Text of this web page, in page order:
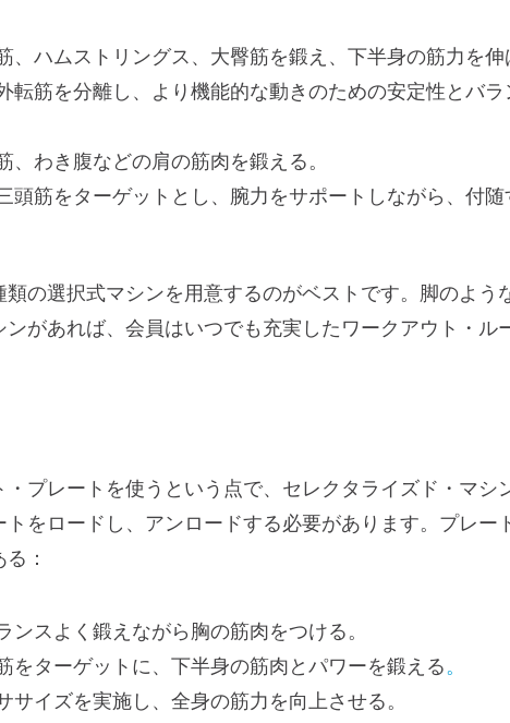
、ハムストリングス、大臀筋を鍛え、下半身の筋力を伸
転筋を分離し、より機能的な動きのための安定性とバ
、わき腹などの肩の筋肉を鍛える。
頭筋をターゲットとし、腕力をサポートしながら、付随
の選択式マシンを用意するのがベストです。脚のよう
があれば、会員はいつでも充実したワークアウト・ル
プレートを使うという点で、セレクタライズド・マシ
をロードし、アンロードする必要があります。プレー
：
ンスよく鍛えながら胸の筋肉をつける。
をターゲットに、下半身の筋肉とパワーを鍛える。
サイズを実施し、全身の筋力を向上させる。